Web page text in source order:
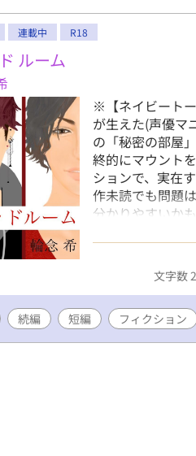
連載中 R18
ルーム
※【ネイビート
が生えた(声優マ
の「秘密の部屋
終的にマウント
ションで、実在
作未読でも問題
分かりやすいか
前より少し露骨
っ飛び内容の素
す。 輪念 希。文字数
続編 短編 フィクション